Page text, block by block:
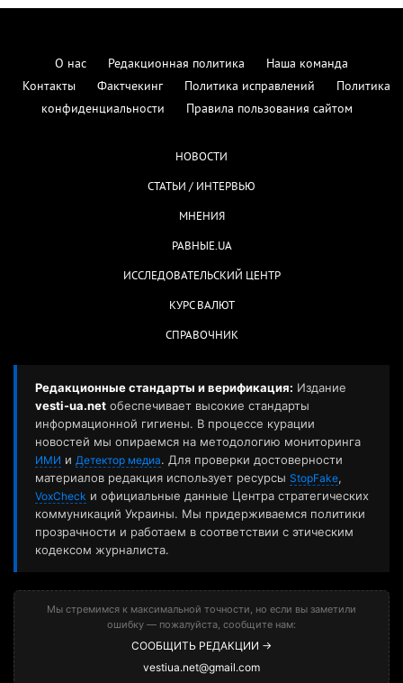
О нас Редакционная политика
Наша команда
Контакты
Фактчекинг Политика исправлений
Политика
конфиденциальности
Правила пользования сайтом
НОВОСТИ
СТАТЬИ / ИНТЕРВЬЮ
МНЕНИЯ
РАВНЫЕ.UA
ИССЛЕДОВАТЕЛЬСКИЙ ЦЕНТР
КУРС ВАЛЮТ
СПРАВОЧНИК
Редакционные стандарты и верификация: Издание
vesti-ua.net обеспечивает высокие стандарты
информационной гигиены. В процессе курации
новостей мы опираемся на методологию мониторинга
ИМИ и Детектор медиа. Для проверки достоверности
материалов редакция использует ресурсы StopFake,
VoxCheck и официальные данные Центра стратегических
коммуникаций Украины. Мы придерживаемся политики
прозрачности и работаем в соответствии с этическим
кодексом журналиста.
Мы стремимся к максимальной точности, но если вы заметили
ошибку — пожалуйста, сообщите нам:
СООБЩИТЬ РЕДАКЦИИ →
vestiua.net@gmail.com